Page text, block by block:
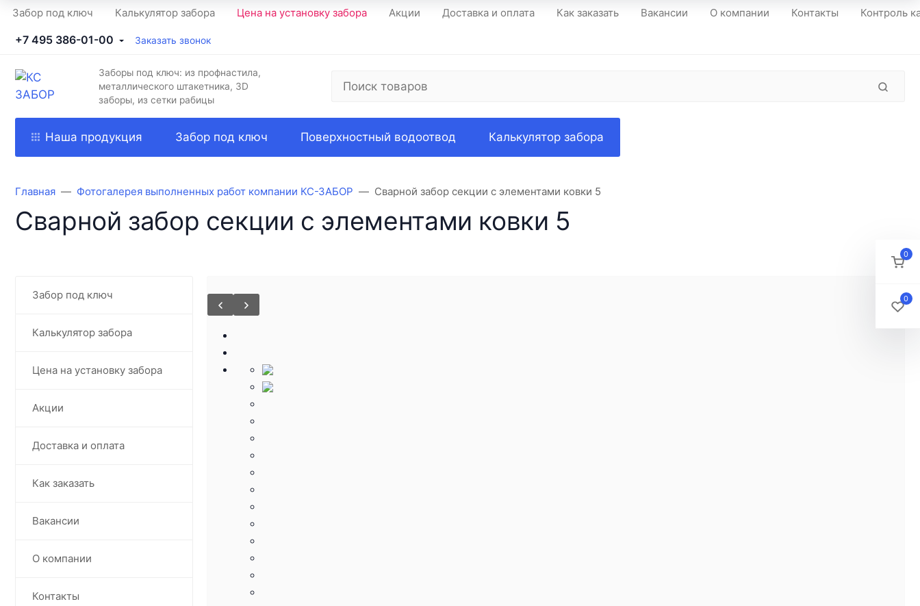
Забор под ключ Калькулятор забора Цена на установку забора Акции Доставка и оплата Как заказать Вакансии О компании Контакты Контроль
+7 495 386-01-00 Заказать звонок
Заборы под ключ: из профнастила,
металлического штакетника, 3D
заборы, из сетки рабицы
Наша продукция Забор под ключ Поверхностный водоотвод Калькулятор забора
Главная Фотогалерея выполненных работ компании КС-ЗАБОР Сварной забор секции с элементами ковки 5
Сварной забор секции с элементами ковки 5
Забор под ключ
Калькулятор забора
Цена на установку забора
Акции
Доставка и оплата
Как заказать
Вакансии
О компании
Контакты
0
0